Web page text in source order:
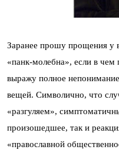
Заранее прошу прощения у
«панк-молебна», если в чем
выражу полное
вещей. Символично, что
«разгуляем»,
произошедшее, так и
«православной